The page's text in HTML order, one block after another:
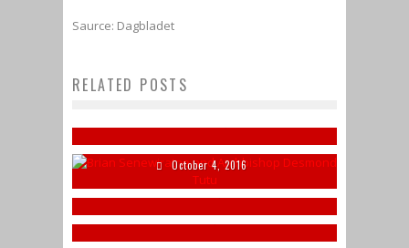
Saurce: Dagbladet
RELATED POSTS
Søknad om fri /gyldig fravær i
Maveerar Naal 2017
at last
October 4, 2016
Tamils resort to nationalism to
shore up eroding political base
October 3, 2016
British Tamil ‘tortured and
detained’ during Sri Lanka wedding
trip
June 13, 2016